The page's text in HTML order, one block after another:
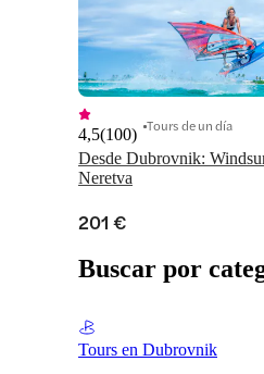
Desde Dubrovnik:
Neretva
4,5(100) Tours de un día
201 €
Buscar por
Tours en Dubrovnik